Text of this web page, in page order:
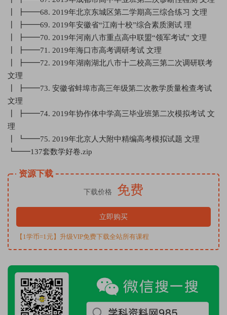
┃ ┣━━68. 2019年北京东城区第二学期高三综合练习 文理
┃ ┣━━69. 2019年安徽省“江南十校”综合素质测试 理
┃ ┣━━70. 2019年河南八市重点高中联盟“领军考试” 文理
┃ ┣━━71. 2019年海口市高考调研考试 文理
┃ ┣━━72. 2019年湖南湖北八市十二校高三第二次调研联考
文理
┃ ┣━━73. 安徽省蚌埠市高三年级第二次教学质量检查考试
文理
┃ ┣━━74. 2019年协作体中学高三毕业班第二次模拟考试 文
理
┃ ┗━━75. 2019年北京人大附中精编高考模拟试题 文理
┗━━137套数学好卷.zip
资源下载
下载价格 免费
立即购买
【1学币=1元】升级VIP免费下载全站所有课程